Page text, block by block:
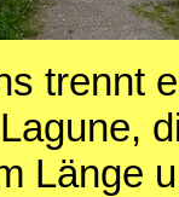
trennt
Länge